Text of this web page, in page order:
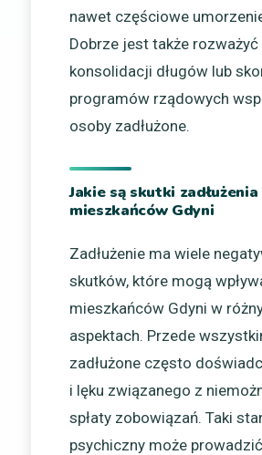
nawet częściowe
Dobrze jest także
konsolidacji długów lub
programów rządowych
osoby zadłużone.
Jakie są skutki
mieszkańców Gdyni
Zadłużenie ma wiele
skutków, które mogą
mieszkańców Gdyni w
aspektach. Przede
zadłużone często
i lęku związanego z
spłaty zobowiązań. Taki
psychiczny może